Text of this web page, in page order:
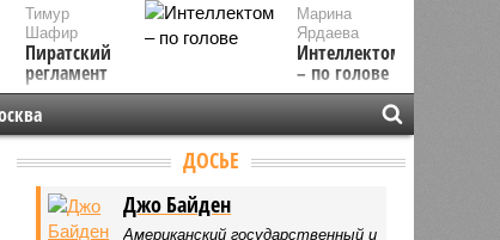
Марина
Ярдаева
Интеллектом
– по голове
Тимур
Шафир
Пиратский
регламент
ДОСЬЕ
Джо Байден
Американский государственный и